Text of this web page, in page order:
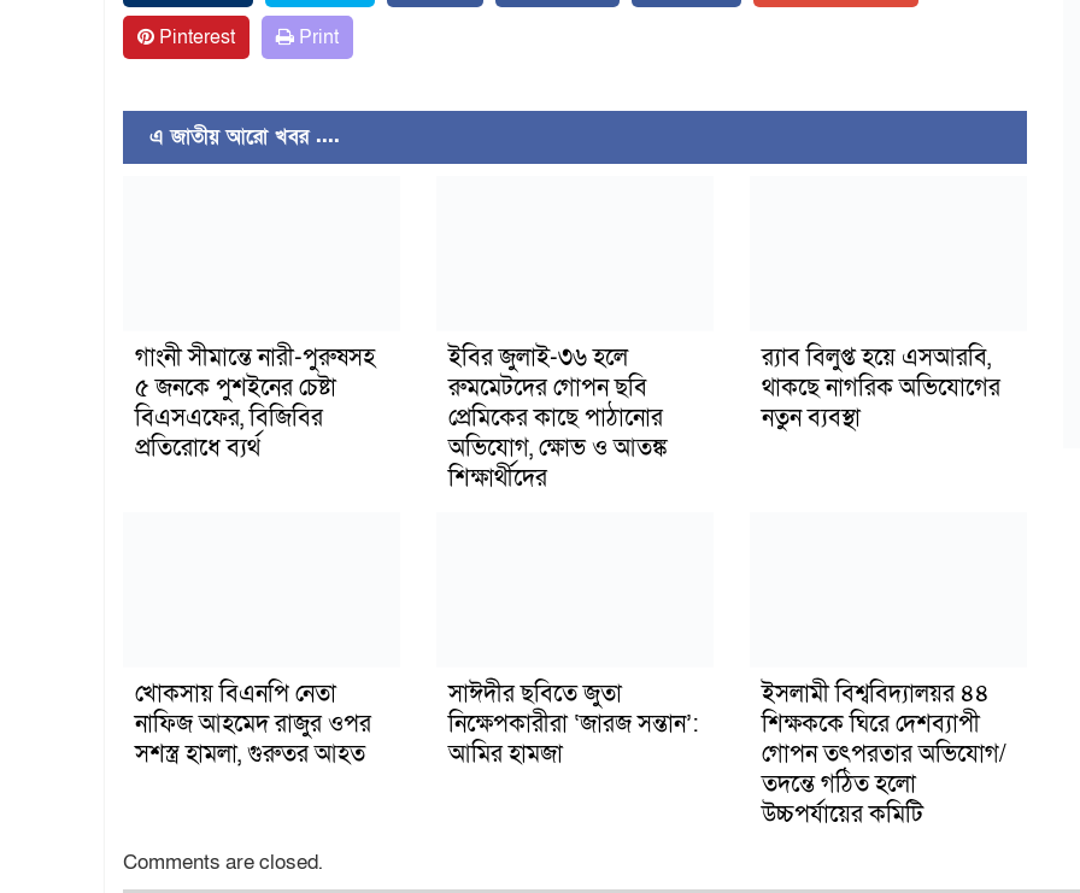
Pinterest
Print
এ জাতীয় আরো খবর ....
গাংনী সীমান্তে নারী-পুরুষসহ
৫ জনকে পুশইনের চেষ্টা
বিএসএফের, বিজিবির
প্রতিরোধে ব্যর্থ
ইবির জুলাই-৩৬ হলে
রুমমেটদের গোপন ছবি
প্রেমিকের কাছে পাঠানোর
অভিযোগ, ক্ষোভ ও আতঙ্ক
শিক্ষার্থীদের
র‍্যাব বিলুপ্ত হয়ে এসআরবি,
থাকছে নাগরিক অভিযোগের
নতুন ব্যবস্থা
খোকসায় বিএনপি নেতা
নাফিজ আহমেদ রাজুর ওপর
সশস্ত্র হামলা, গুরুতর আহত
সাঈদীর ছবিতে জুতা
নিক্ষেপকারীরা ‘জারজ সন্তান’:
আমির হামজা
ইসলামী বিশ্ববিদ্যালয়র ৪৪
শিক্ষককে ঘিরে দেশব্যাপী
গোপন তৎপরতার অভিযোগ/
তদন্তে গঠিত হলো
উচ্চপর্যায়ের কমিটি
Comments are closed.